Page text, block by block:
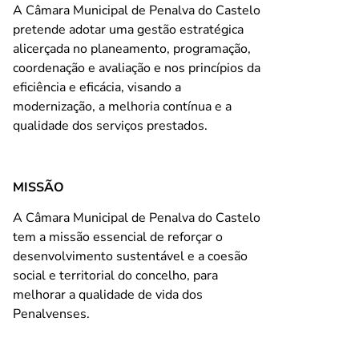
A Câmara Municipal de Penalva do Castelo
pretende adotar uma gestão estratégica
alicerçada no planeamento, programação,
coordenação e avaliação e nos princípios da
eficiência e eficácia, visando a
modernização, a melhoria contínua e a
qualidade dos serviços prestados.
MISSÃO
A Câmara Municipal de Penalva do Castelo
tem a missão essencial de reforçar o
desenvolvimento sustentável e a coesão
social e territorial do concelho, para
melhorar a qualidade de vida dos
Penalvenses.